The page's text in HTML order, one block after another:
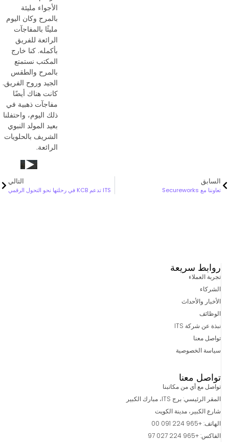
الأجواء مليئة
بالمرح وكان اليوم
مليئًا بالمفاجآت
الرائعة للفريق
بأكمله. كنا خارج
المكتب نستمتع
بالمرح والطقس
الجيد وروح الفريق.
كانت هناك أيضًا
مفاجآت ذهبية في
ذلك اليوم، واحتفلنا
بعيد المولد النبوي
الشريف بالحلويات
الرائعة.
السابق
تعاوننا مع Secureworks
التالي
ITS تدعم KCB في رحلتها نحو التحول الرقمي
روابط سريعة
تجربة العملاء
الشركاء
الأخبار والأحداث
الوظائف
نبذة عن شركة ITS
تواصل معنا
سياسة الخصوصية
تواصل معنا
تواصل مع أي من مكاتبنا
المقر الرئيسي: برج ITS، مبارك الكبير
شارع الكبير، مدينة الكويت
الهاتف: +965 224 091 00
الفاكس: +965 224 027 97